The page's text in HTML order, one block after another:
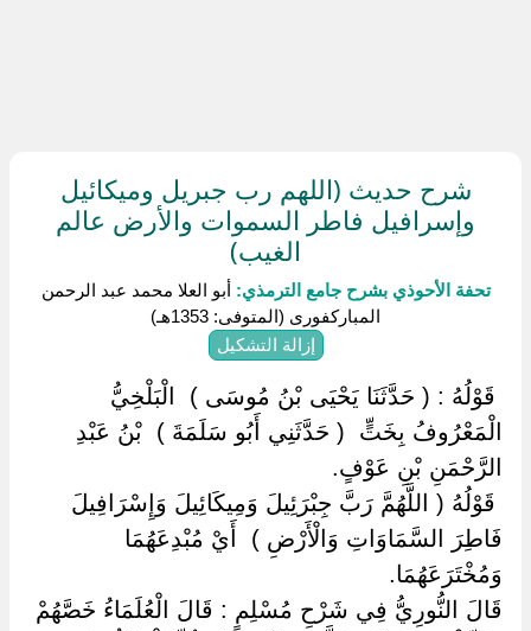
شرح حديث (اللهم رب جبريل وميكائيل
وإسرافيل فاطر السموات والأرض عالم
الغيب)
تحفة الأحوذي بشرح جامع الترمذي: أبو العلا محمد عبد الرحمن
المباركفورى (المتوفى: 1353هـ)
إزالة التشكيل
‏ ‏قَوْلُهُ : ( حَدَّثَنَا يَحْيَى بْنُ مُوسَى ) ‏ ‏الْبَلْخِيُّ
الْمَعْرُوفُ بِخَتٍّ ‏ ‏( حَدَّثَنِي أَبُو سَلَمَةَ ) ‏ ‏بْنُ عَبْدِ
الرَّحْمَنِ بْنِ عَوْفٍ.
‏ ‏قَوْلُهُ ( اللَّهُمَّ رَبَّ جِبْرَئِيلَ وَمِيكَائِيلَ وَإِسْرَافِيلَ
فَاطِرَ السَّمَاوَاتِ وَالْأَرْضِ ) ‏ ‏أَيْ مُبْدِعَهُمَا
وَمُخْتَرَعَهُمَا.
قَالَ النُّورِيُّ فِي شَرْحِ مُسْلِمٍ : قَالَ الْعُلَمَاءُ خَصَّهُمْ